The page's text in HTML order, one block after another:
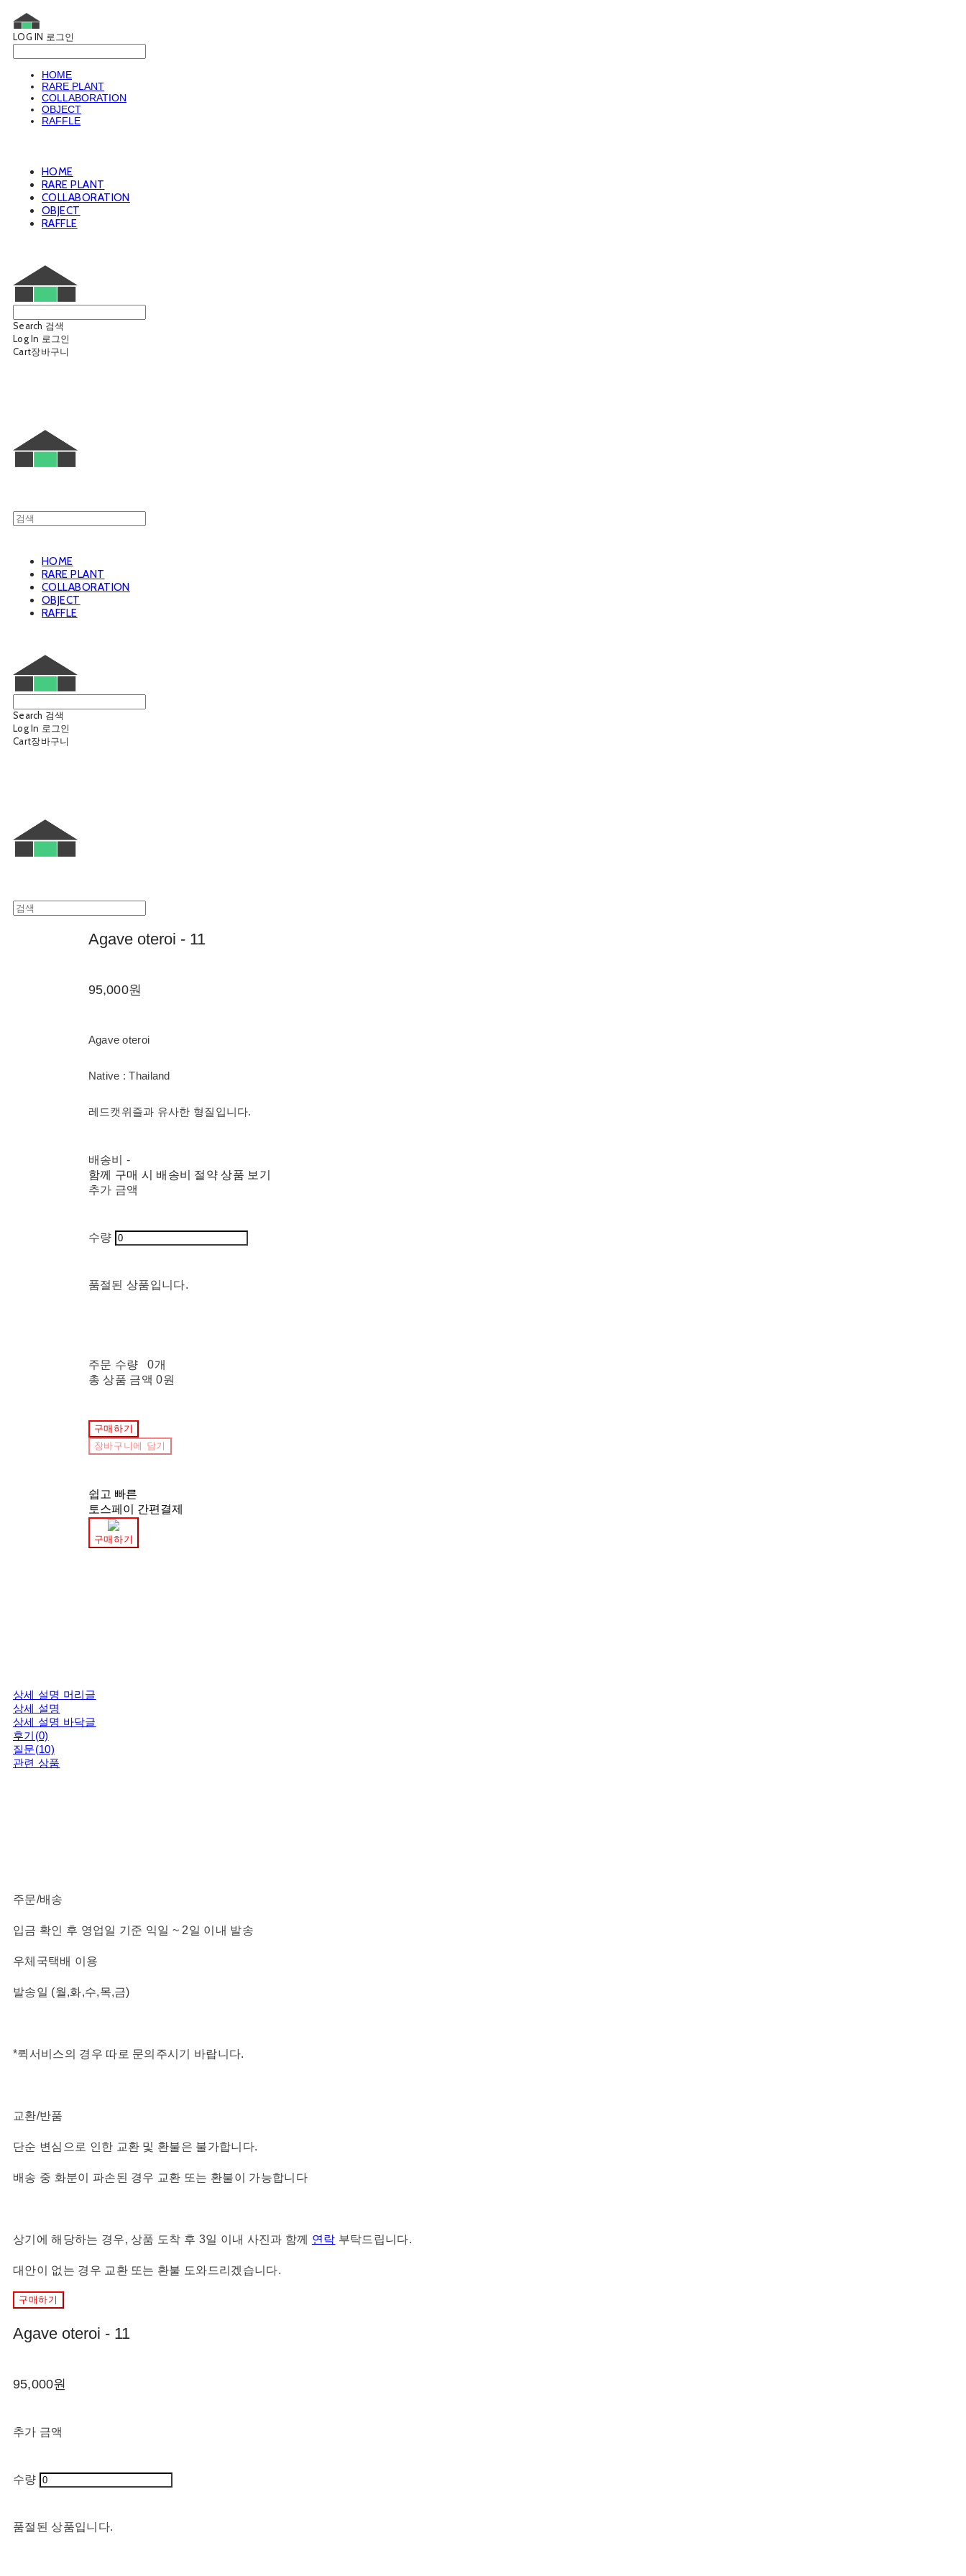
LOG IN 로그인
HOME
RARE PLANT
COLLABORATION
OBJECT
RAFFLE
HOME
RARE PLANT
COLLABORATION
OBJECT
RAFFLE
Search 검색
Log In 로그인
Cart장바구니
HOME
RARE PLANT
COLLABORATION
OBJECT
RAFFLE
Search 검색
Log In 로그인
Cart장바구니
Agave oteroi - 11
95,000원
Agave oteroi
Native : Thailand
레드캣위즐과 유사한 형질입니다.
배송비 -
함께 구매 시 배송비 절약 상품 보기
추가 금액
수량
품절된 상품입니다.
주문 수량
0개
총 상품 금액 0원
구매하기
장바구니에 담기
쉽고 빠른
토스페이 간편결제
구매하기
상세 설명 머리글
상세 설명
상세 설명 바닥글
후기(0)
질문(10)
관련 상품
주문/배송
입금 확인 후 영업일 기준 익일 ~ 2일 이내 발송
우체국택배 이용
발송일 (월,화,수,목,금)
*퀵서비스의 경우 따로 문의주시기 바랍니다.
교환/반품
단순 변심으로 인한 교환 및 환불은 불가합니다.
배송 중 화분이 파손된 경우 교환 또는 환불이 가능합니다
상기에 해당하는 경우, 상품 도착 후 3일 이내 사진과 함께 연락 부탁드립니다.
대안이 없는 경우 교환 또는 환불 도와드리겠습니다.
구매하기
Agave oteroi - 11
95,000원
추가 금액
수량
품절된 상품입니다.